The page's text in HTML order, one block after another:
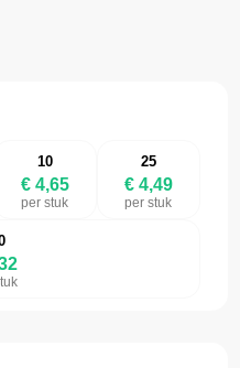
10
€ 4,65
per stuk
25
€ 4,49
per stuk